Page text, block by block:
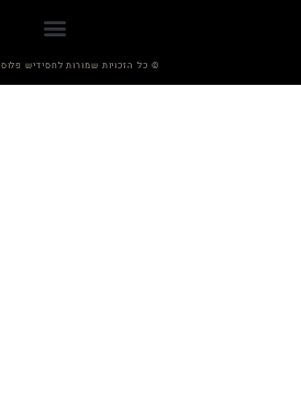
© כל הזכויות שמורות לחסידיש פלוס 2013-2026